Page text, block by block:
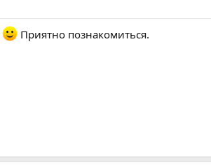
Приятно познакомиться.